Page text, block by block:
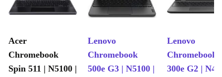
Acer
Chromebook
Spin 511 | N5100 |
Lenovo
Chromebook
500e G3 | N5100 |
Lenovo
Chromebook
300e G2 |